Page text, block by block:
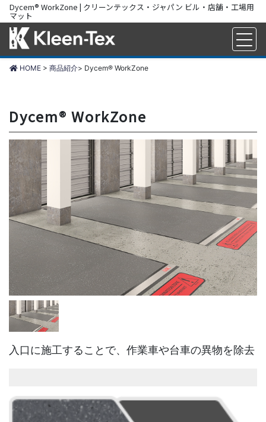
Dycem® WorkZone | クリーンテックス・ジャパン ビル・店舗・工場用
マット
ビル・店舗・工場向け商品
HOME > 商品紹介> Dycem® WorkZone
Dycem® WorkZone
入口に施工することで、作業車や台車の異物を除去